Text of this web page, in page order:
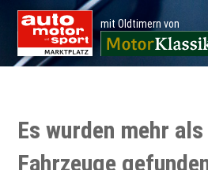
mit Oldtimern von
Es wurden mehr
Fahrzeuge